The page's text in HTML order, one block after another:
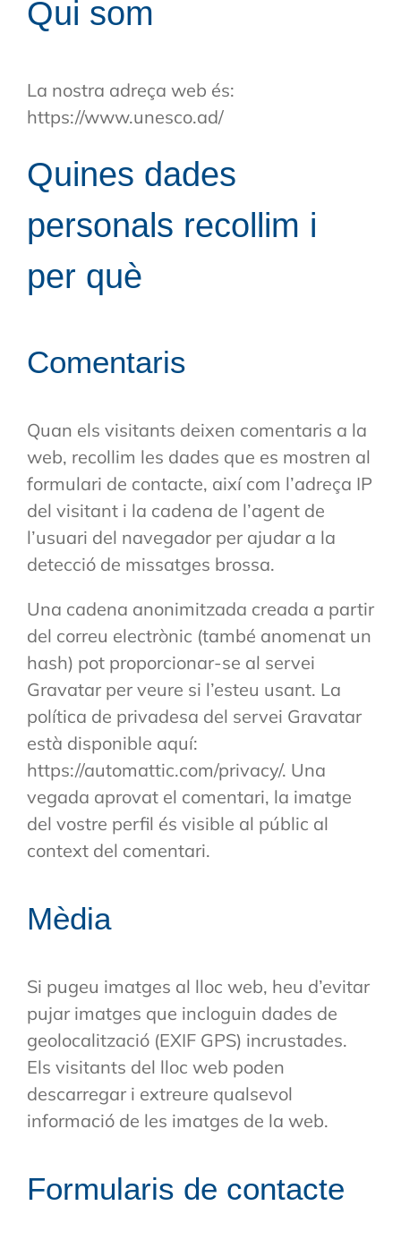
Qui som
La nostra adreça web és:
https://www.unesco.ad/
Quines dades
personals recollim i
per què
Comentaris
Quan els visitants deixen comentaris a la
web, recollim les dades que es mostren al
formulari de contacte, així com l’adreça IP
del visitant i la cadena de l’agent de
l’usuari del navegador per ajudar a la
detecció de missatges brossa.
Una cadena anonimitzada creada a partir
del correu electrònic (també anomenat un
hash) pot proporcionar-se al servei
Gravatar per veure si l’esteu usant. La
política de privadesa del servei Gravatar
està disponible aquí:
https://automattic.com/privacy/. Una
vegada aprovat el comentari, la imatge
del vostre perfil és visible al públic al
context del comentari.
Mèdia
Si pugeu imatges al lloc web, heu d’evitar
pujar imatges que incloguin dades de
geolocalització (EXIF GPS) incrustades.
Els visitants del lloc web poden
descarregar i extreure qualsevol
informació de les imatges de la web.
Formularis de contacte